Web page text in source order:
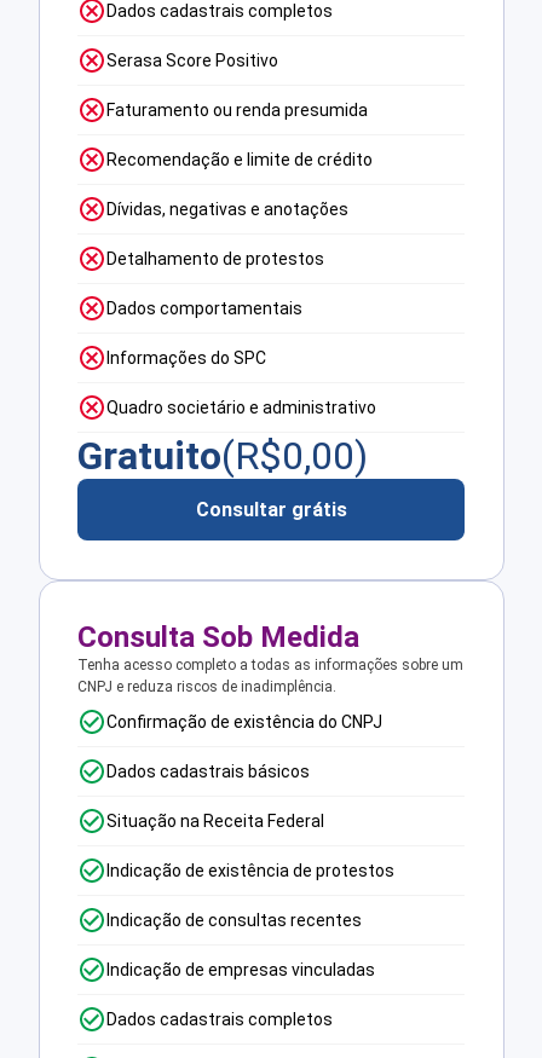
Dados cadastrais completos
Serasa Score Positivo
Faturamento ou renda presumida
Recomendação e limite de crédito
Dívidas, negativas e anotações
Detalhamento de protestos
Dados comportamentais
Informações do SPC
Quadro societário e administrativo
Gratuito(R$0,00)
Consultar grátis
Consulta Sob Medida
Tenha acesso completo a todas as informações sobre um
CNPJ e reduza riscos de inadimplência.
Confirmação de existência do CNPJ
Dados cadastrais básicos
Situação na Receita Federal
Indicação de existência de protestos
Indicação de consultas recentes
Indicação de empresas vinculadas
Dados cadastrais completos